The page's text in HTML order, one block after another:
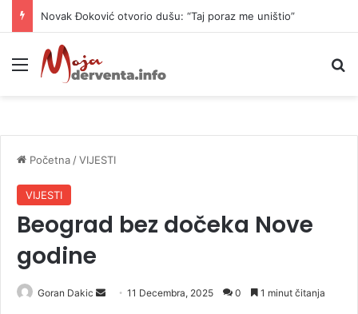
Novak Đoković otvorio dušu: “Taj poraz me uništio”
Meni
Početna /VIJESTI
VIJESTI
Beograd bez dočeka Nove
godine
Goran Dakic 11 Decembra, 2025 0 1 minut čitanja